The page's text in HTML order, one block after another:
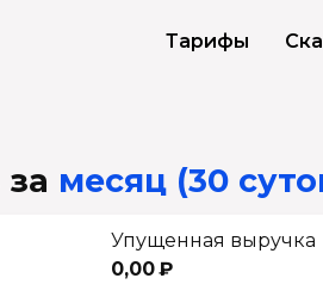
Тарифы
за месяц (30
Упущенная выручка
0,00 ₽